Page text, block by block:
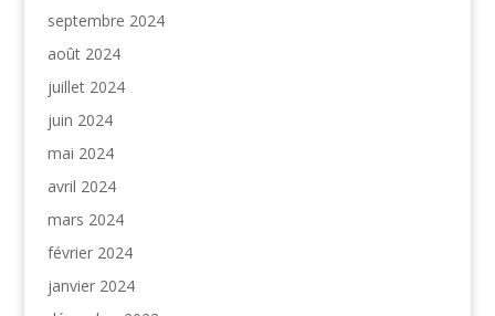
septembre 2024
août 2024
juillet 2024
juin 2024
mai 2024
avril 2024
mars 2024
février 2024
janvier 2024